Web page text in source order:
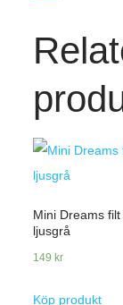
Mini Dreams filt
ljusgrå
149kr
Köp produkt